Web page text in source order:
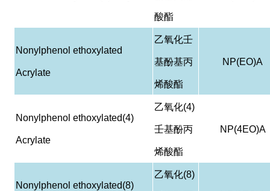
酸酯
Nonylphenol ethoxylated
Acrylate
乙氧化壬
基酚基丙
烯酸酯
NP(EO)A
Nonylphenol ethoxylated(4)
Acrylate
乙氧化(4)
壬基酚丙
烯酸酯
NP(4EO)A
Nonylphenol ethoxylated(8)
乙氧化(8)